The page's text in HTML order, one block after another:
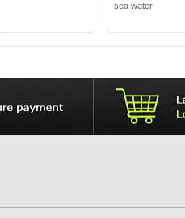
sea water